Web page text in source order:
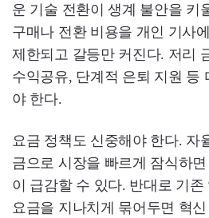
운 기술 전환이 생계 불안을 키
구매나 전환 비용을 개인 기사
제한되고 갈등만 커진다. 저리
수익공유, 단계적 은퇴 지원 등
야 한다.
요금 정책도 신중해야 한다. 자
금으로 시장을 빠르게 잠식하
이 급감할 수 있다. 반대로 기존
요금을 지나치게 묶어두면 혁